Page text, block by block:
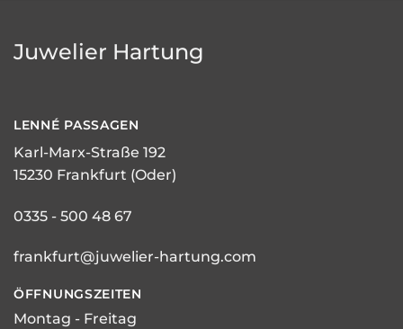
Juwelier Hartung
LENNÉ PASSAGEN
Karl-Marx-Straße 192
15230 Frankfurt (Oder)
0335 - 500 48 67
frankfurt@juwelier-hartung.com
ÖFFNUNGSZEITEN
Montag - Freitag